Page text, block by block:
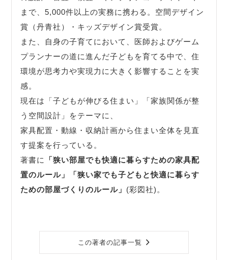
まで、5,000件以上の実務に携わる。空間デザイン
賞（丹青社）・キッズデザイン賞受賞。
また、自身の子育てにおいて、医師およびゲーム
プランナーの道に進んだ子どもを育てる中で、住
環境が思考力や実現力に大きく影響することを実
感。
現在は「子どもが伸びる住まい」「家族関係が整
う空間設計」をテーマに、
家具配置・動線・収納計画から住まい全体を見直
す提案を行っている。
著書に
「狭い部屋でも快適に暮らすための家具配
置のルール」
「狭い家でも子どもと快適に暮らす
ための部屋づくりのルール」 (彩図社)。
この著者の記事一覧